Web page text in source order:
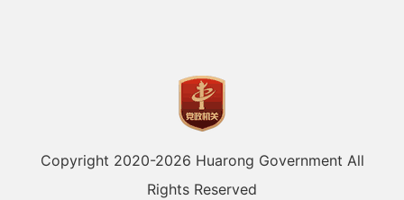
Copyright 2020-2026 Huarong Government All
Rights Reserved